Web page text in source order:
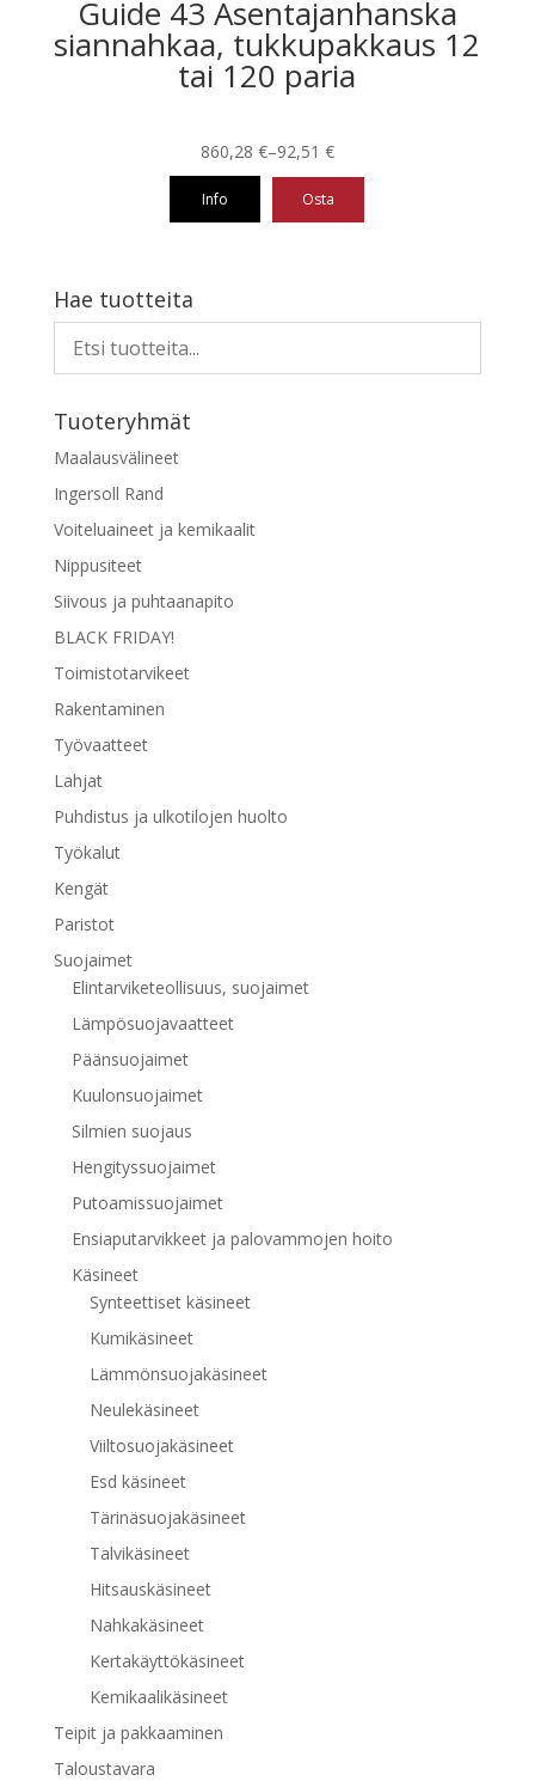
Guide 43 Asentajanhanska
siannahkaa, tukkupakkaus 12
tai 120 paria
92,51 €
–
860,28 €Hintaluokka:
92,51 €
Info Osta
on
useampi
muunnelma.
Voit
valinnat
tuotteen
Hae tuotteita
Tuoteryhmät
Maalausvälineet
Ingersoll Rand
Voiteluaineet ja kemikaalit
Nippusiteet
Siivous ja puhtaanapito
BLACK FRIDAY!
Toimistotarvikeet
Rakentaminen
Työvaatteet
Lahjat
Puhdistus ja ulkotilojen huolto
Työkalut
Kengät
Paristot
Suojaimet
Elintarviketeollisuus, suojaimet
Lämpösuojavaatteet
Päänsuojaimet
Kuulonsuojaimet
Silmien suojaus
Hengityssuojaimet
Putoamissuojaimet
Ensiaputarvikkeet ja palovammojen hoito
Käsineet
Synteettiset käsineet
Kumikäsineet
Lämmönsuojakäsineet
Neulekäsineet
Viiltosuojakäsineet
Esd käsineet
Tärinäsuojakäsineet
Talvikäsineet
Hitsauskäsineet
Nahkakäsineet
Kertakäyttökäsineet
Kemikaalikäsineet
Teipit ja pakkaaminen
Taloustavara